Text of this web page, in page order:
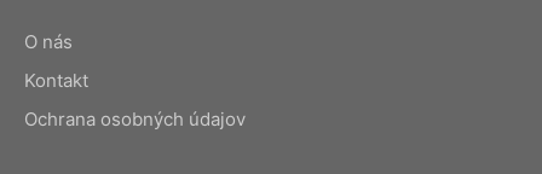
O nás
Kontakt
Ochrana osobných údajov